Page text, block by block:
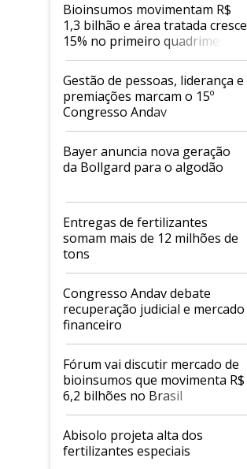
Bioinsumos movimentam R$
1,3 bilhão e área tratada cresce
15% no primeiro quadrimestre
de 2026
Gestão de pessoas, liderança e
premiações marcam o 15º
Congresso Andav
Bayer anuncia nova geração
da Bollgard para o algodão
Entregas de fertilizantes
somam mais de 12 milhões de
tons
Congresso Andav debate
recuperação judicial e mercado
financeiro
Fórum vai discutir mercado de
bioinsumos que movimenta R$
6,2 bilhões no Brasil
Abisolo projeta alta dos
fertilizantes especiais